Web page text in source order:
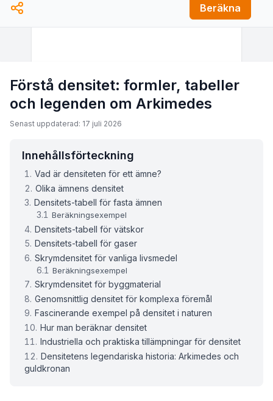
Beräkna
Förstå densitet: formler, tabeller
och legenden om Arkimedes
Senast uppdaterad: 17 juli 2026
Innehållsförteckning
Vad är densiteten för ett ämne?
Olika ämnens densitet
Densitets-tabell för fasta ämnen
Beräkningsexempel
Densitets-tabell för vätskor
Densitets-tabell för gaser
Skrymdensitet för vanliga livsmedel
Beräkningsexempel
Skrymdensitet för byggmaterial
Genomsnittlig densitet för komplexa föremål
Fascinerande exempel på densitet i naturen
Hur man beräknar densitet
Industriella och praktiska tillämpningar för densitet
Densitetens legendariska historia: Arkimedes och
guldkronan